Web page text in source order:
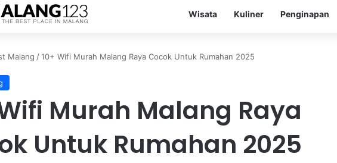
Wisata Kuliner Penginapan
Malang /10+ Wifi Murah Malang Raya Cocok Untuk Rumahan 2025
Murah Malang Raya
Untuk Rumahan 2025